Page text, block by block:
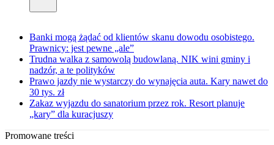
Banki mogą żądać od klientów skanu dowodu osobistego.
Prawnicy: jest pewne „ale”
Trudna walka z samowolą budowlaną. NIK wini gminy i
nadzór, a te polityków
Prawo jazdy nie wystarczy do wynajęcia auta. Kary nawet do
30 tys. zł
Zakaz wyjazdu do sanatorium przez rok. Resort planuje
„kary” dla kuracjuszy
Promowane treści